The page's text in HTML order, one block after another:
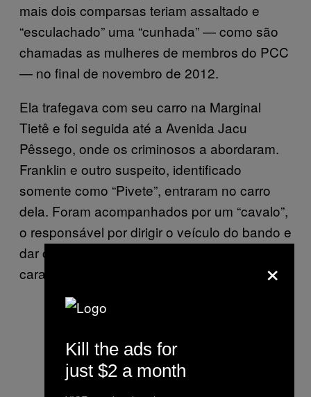
mais dois comparsas teriam assaltado e
“esculachado” uma “cunhada” — como são
chamadas as mulheres de membros do PCC
— no final de novembro de 2012.
Ela trafegava com seu carro na Marginal
Tietê e foi seguida até a Avenida Jacu
Pêssego, onde os criminosos a abordaram.
Franklin e outro suspeito, identificado
somente como “Pivete”, entraram no carro
dela. Foram acompanhados por um “cavalo”,
o responsável por dirigir o veículo do bando e
dar cobertura à ação criminosa. Este último
cara foi identificado como “Neguinho”.
×
Kill the ads for
just $2 a month